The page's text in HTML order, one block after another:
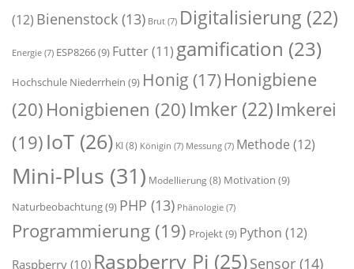
(12) Bienenstock (13) Brut (7) Digitalisierung (22)
Energie (7) ESP8266(9) Futter(11) gamification (23)
Hochschule Niederrhein (9) Honig (17)Honigbiene
(20)Honigbienen (20)Imker (22) Imkerei
(19) IoT (26) KI(8) Königin (7) Messung (7) Methode (12)
Mini-Plus (31) Modellierung(8) Motivation (9)
Naturbeobachtung(9) PHP (13) Phänologie (7)
Programmierung (19) Projekt(9) Python (12)
Raspberry (10) Raspberry Pi (25)Sensor (14)